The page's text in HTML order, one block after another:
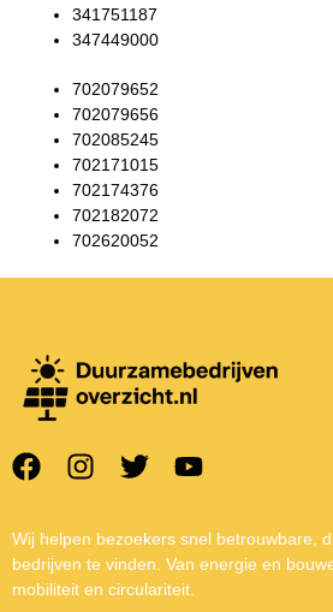
341751187
347449000
702079652
702079656
702085245
702171015
702174376
702182072
702620052
Wij helpen bezoekers snel betrouwbare,
bedrijven te vinden. Van energie en
mobiliteit en circulariteit.